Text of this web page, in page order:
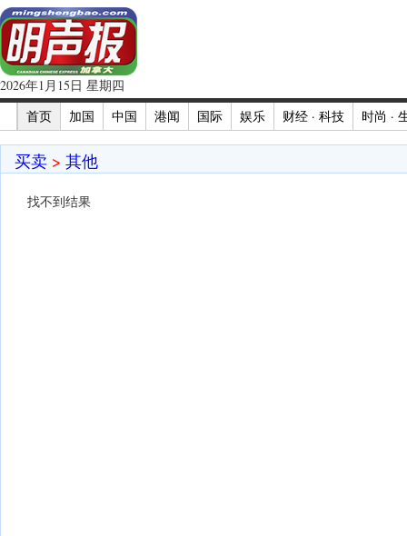
2026年1月15日 星期四
首页
加国 中国 港闻 国际 娱乐 财经 · 科技 时尚 ·
买卖 > 其他
找不到结果